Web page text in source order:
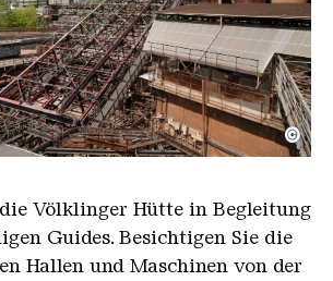
der Völklinger Hütte mit
Völklinger Hütte | Karl
©
Völklinger Hütte in Begleitung
Guides. Besichtigen Sie die
Hallen und Maschinen von der